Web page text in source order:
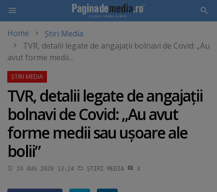
main
content
Home
Știri Media
TVR, detalii legate de angajaţii bolnavi de Covid: „Au
avut forme medii...
TVR, detalii legate de angajaţii
bolnavi de Covid: „Au avut
forme medii sau uşoare ale
bolii”
24 AUG 2020 13:24 ȘTIRI MEDIA 3